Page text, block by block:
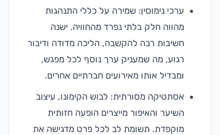
ערכי נימוסין: שמירה על כללי התנהגות
מהווה חלק בלתי נפרד מהחוויה. ישנה
חשיבות רבה להקשבה, הליכה מדודה ודיבור
רגוע, מה שמעניק ערך נוסף לכל מפגש,
ומבדיל אותו מאירועים חברתיים אחרים.
אסתטיקה מסורתית: לבוש הקימונו, עיצוב
השיער והאיפור מייצרים הופעה חזותית
מוקפדת. תשומת לב לכל פרט מדגישה את